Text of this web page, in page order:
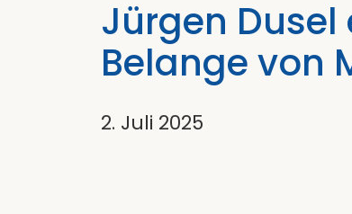
Jürgen
Belange von
2. Juli 2025